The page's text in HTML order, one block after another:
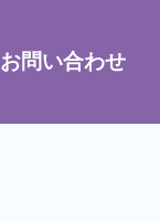
お問い合わせ